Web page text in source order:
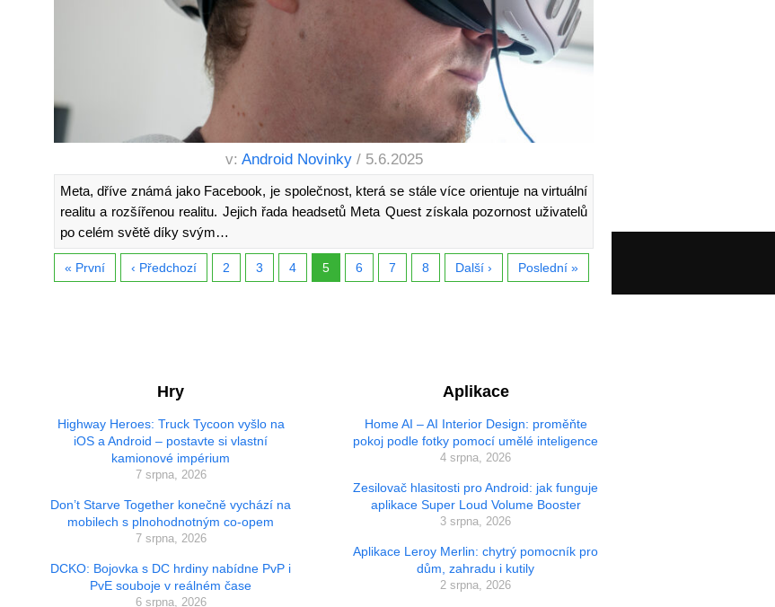
v: Android Novinky / 5.6.2025
Meta, dříve známá jako Facebook, je společnost, která se stále více orientuje na virtuální
realitu a rozšířenou realitu. Jejich řada headsetů Meta Quest získala pozornost uživatelů
po celém světě díky svým…
« První ‹ Předchozí 2 3 4 5 6 7 8 Další › Poslední »
Hry
Highway Heroes: Truck Tycoon vyšlo na
iOS a Android – postavte si vlastní
kamionové impérium
7 srpna, 2026
Don’t Starve Together konečně vychází na
mobilech s plnohodnotným co-opem
7 srpna, 2026
DCKO: Bojovka s DC hrdiny nabídne PvP i
PvE souboje v reálném čase
6 srpna, 2026
Aplikace
Home AI – AI Interior Design: proměňte
pokoj podle fotky pomocí umělé inteligence
4 srpna, 2026
Zesilovač hlasitosti pro Android: jak funguje
aplikace Super Loud Volume Booster
3 srpna, 2026
Aplikace Leroy Merlin: chytrý pomocník pro
dům, zahradu i kutily
2 srpna, 2026